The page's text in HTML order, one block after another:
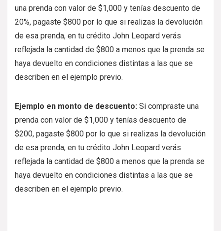
una prenda con valor de $1,000 y tenías descuento de
20%, pagaste $800 por lo que si realizas la devolución
de esa prenda, en tu crédito John Leopard verás
reflejada la cantidad de $800 a menos que la prenda se
haya devuelto en condiciones distintas a las que se
describen en el ejemplo previo.
Ejemplo en monto de descuento: Si compraste una
prenda con valor de $1,000 y tenías descuento de
$200, pagaste $800 por lo que si realizas la devolución
de esa prenda, en tu crédito John Leopard verás
reflejada la cantidad de $800 a menos que la prenda se
haya devuelto en condiciones distintas a las que se
describen en el ejemplo previo.